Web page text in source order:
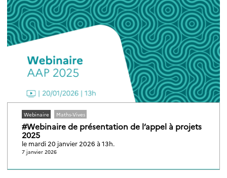
Webinaire Maths-Vives
#Webinaire de présentation de l’appel à projets
2025
le mardi 20 janvier 2026 à 13h.
7 janvier 2026